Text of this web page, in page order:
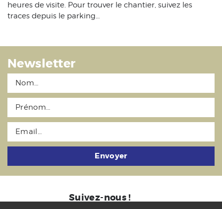
heures de visite. Pour trouver le chantier, suivez les
traces depuis le parking…
Newsletter
Envoyer
Suivez-nous !